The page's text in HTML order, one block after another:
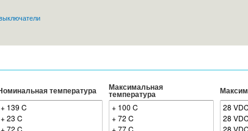
температура
Максимальная
температура